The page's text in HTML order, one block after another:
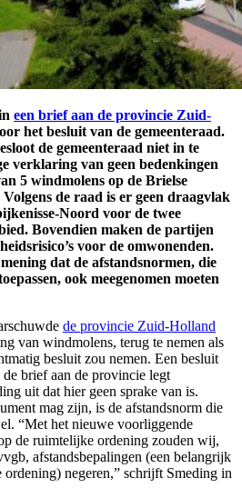
een brief aan de provincie Zuid-
het besluit van de gemeenteraad.
de gemeenteraad niet in te
verklaring van geen bedenkingen
5 windmolens op de Brielse
de raad is er geen draagvlak
Noord voor de twee
Bovendien maken de partijen
voor de omwonenden.
dat de afstandsnormen, die
ook meegenomen moeten
de provincie Zuid-Holland
van windmolens, terug te nemen als
besluit zou nemen. Een besluit
brief aan de provincie legt
uit dat hier geen sprake van is.
mag zijn, is de afstandsnorm die
“Met het nieuwe voorliggende
de ruimtelijke ordening zouden wij,
afstandsbepalingen (een belangrijk
negeren,” schrijft Smeding in